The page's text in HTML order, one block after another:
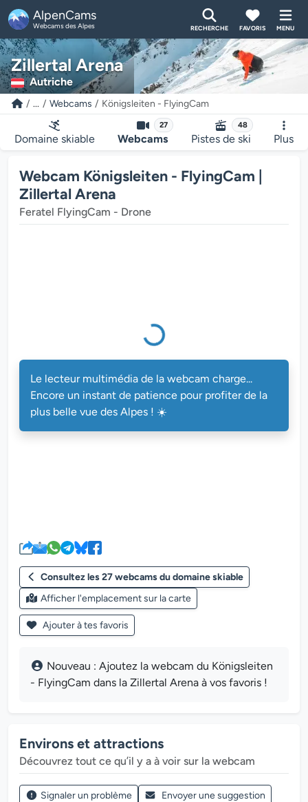
AlpenCams
Webcams des Alpes RECHERCHE FAVORIS MENU
Zillertal Arena
Autriche
... Webcams Königsleiten - FlyingCam
Domaine skiable
27
Webcams
48
Pistes de ski Plus
Webcam Königsleiten - FlyingCam |
Zillertal Arena
Feratel FlyingCam - Drone
Le lecteur multimédia de la webcam charge...
Encore un instant de patience pour profiter de la
plus belle vue des Alpes ! ☀️
Consultez les 27 webcams du domaine skiable
Afficher l'emplacement sur la carte
Ajouter à tes favoris
Nouveau : Ajoutez la webcam du Königsleiten
- FlyingCam dans la Zillertal Arena à vos favoris !
Environs et attractions
Découvrez tout ce qu’il y a à voir sur la webcam
Signaler un problème Envoyer une suggestion